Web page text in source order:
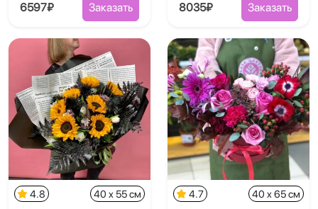
6597₽ Заказать 8035₽ Заказать
4.8 40 x 55 см 4.7 40 x 65 см